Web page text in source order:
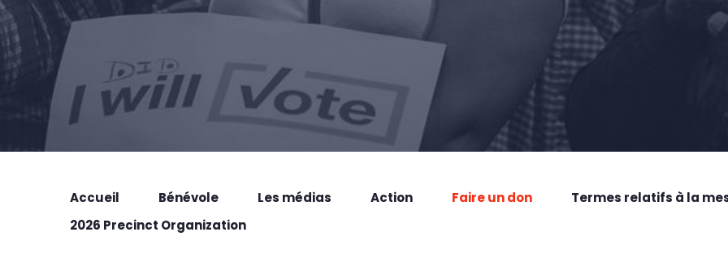
Accueil Bénévole Les médias Action Faire un don
Termes relatifs à la
2026 Precinct Organization